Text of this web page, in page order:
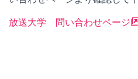
放送大学 問い合わせページ